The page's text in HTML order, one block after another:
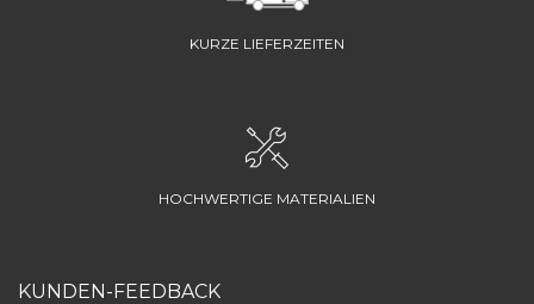
KURZE LIEFERZEITEN
HOCHWERTIGE MATERIALIEN
KUNDEN-FEEDBACK